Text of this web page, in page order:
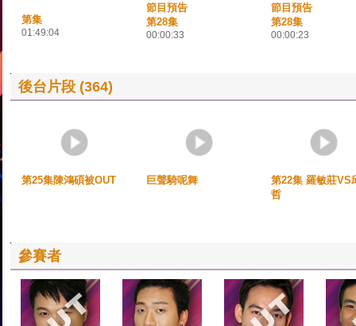
第集
01:49:04
節目預告
第28集
00:00:33
節目預告
第28集
00:00:23
後台片段 (364)
第25集陳鴻碩被OUT 巨聲騎呢舞
第22集 羅敏莊VS
哲
參賽者